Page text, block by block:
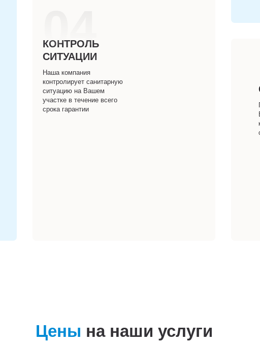
04
КОНТРОЛЬ
СИТУАЦИИ
Наша компания
контролирует санитарную
ситуацию на Вашем
участке в течение всего
срока гарантии
Цены на наши услуги